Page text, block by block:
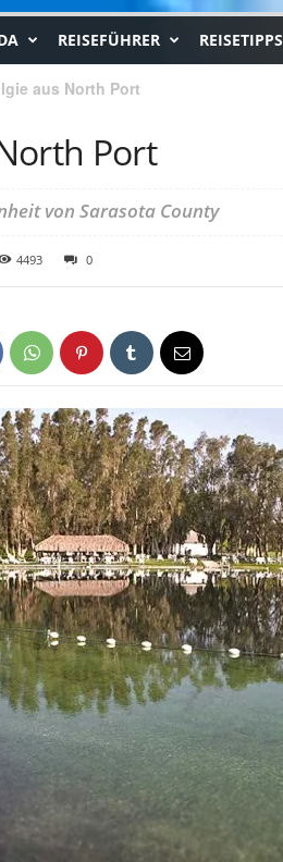
REISEFÜHRER REISETIPPS
aus North Port
Port
von Sarasota County
4493 0